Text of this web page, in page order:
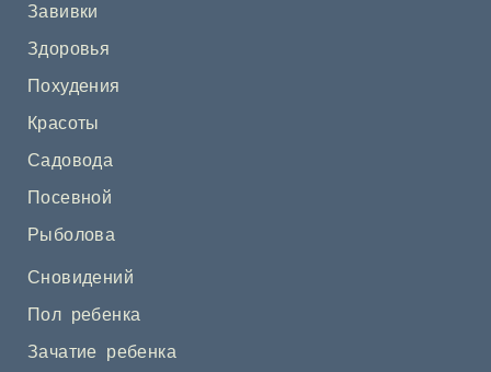
Завивки
Здоровья
Похудения
Красоты
Садовода
Посевной
Рыболова
Сновидений
Пол ребенка
Зачатие ребенка